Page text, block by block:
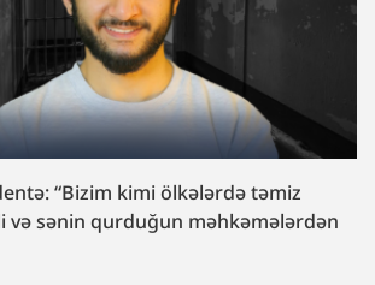
“Bizim kimi ölkələrdə təmiz
və sənin qurduğun məhkəmələrdən